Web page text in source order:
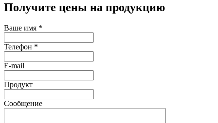
Получите цены на продукцию
Ваше имя *
Телефон *
E-mail
Продукт
Сообщение